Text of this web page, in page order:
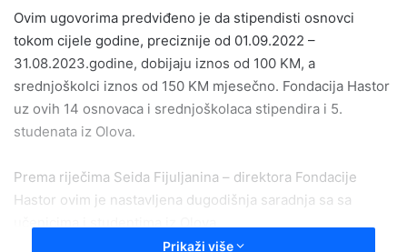
Ovim ugovorima predviđeno je da stipendisti osnovci
tokom cijele godine, preciznije od 01.09.2022 –
31.08.2023.godine, dobijaju iznos od 100 KM, a
srednjoškolci iznos od 150 KM mjesečno. Fondacija Hastor
uz ovih 14 osnovaca i srednjoškolaca stipendira i 5.
studenata iz Olova.
Prema riječima Seida Fijuljanina – direktora Fondacije
Hastor ovim je nastavljena dugodišnja saradnja sa sa
Prikaži više